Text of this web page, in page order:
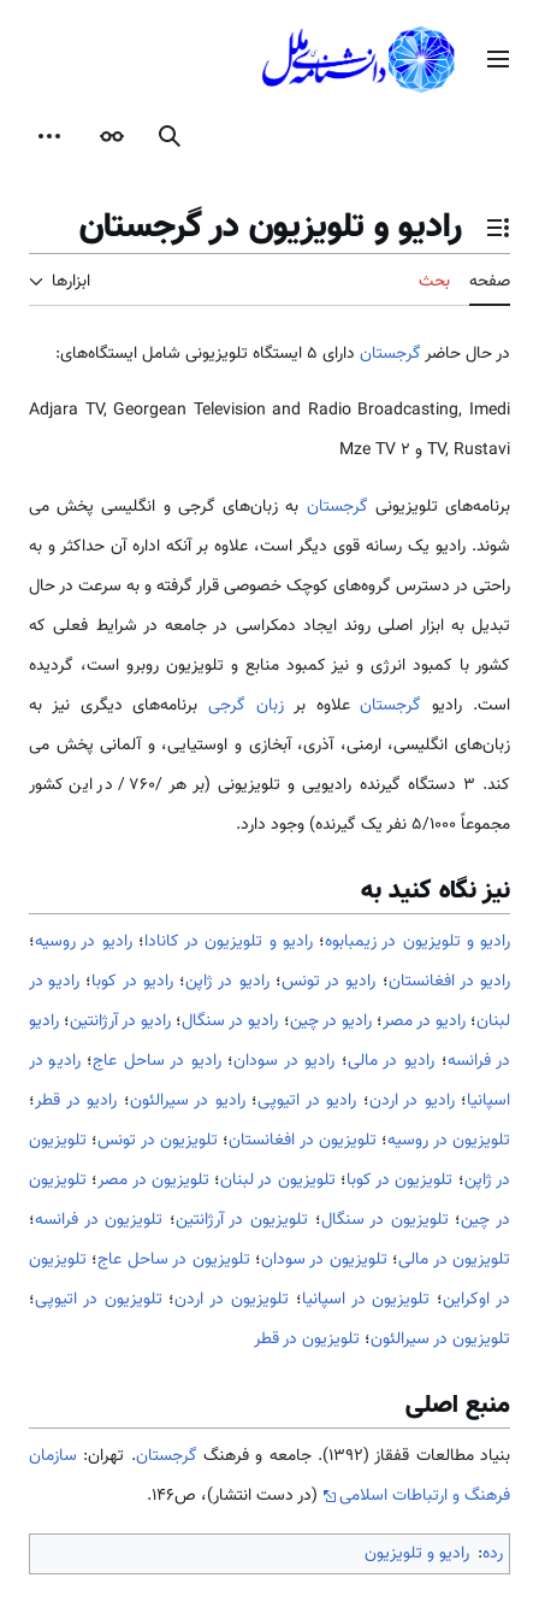
محتوامنوی اصلی
جستجوظاهر
تغییر وضعیت فهرست محتویات
رادیو و تلویزیون در گرجستان
صفحه بحث ابزارها
در حال حاضرگرجستان دارای 5 ایستگاه تلویزیونی شامل ایستگاه‌های:
Adjara TV, Georgean Television and Radio Broadcasting, Imedi
TV, Rustavi و 2 Mze TV
برنامه‌های تلویزیونی گرجستان به زبان‌های گرجی و انگلیسی پخش می
شوند. رادیو یک رسانه قوی دیگر است، علاوه بر آنکه اداره آن حداکثر و به
راحتی در دسترس گروه‌های کوچک خصوصی قرار گرفته و به سرعت در حال
تبدیل به ابزار اصلی روند ایجاد دمکراسی در جامعه در شرایط فعلی که
کشور با کمبود انرژی و نیز کمبود منابع و تلویزیون روبرو است، گردیده
است. رادیو گرجستانعلاوه بر زبان گرجیبرنامه‌های دیگری نیز به
زبان‌های انگلیسی، ارمنی، آذری، آبخازی و اوستیایی، و آلمانی پخش می
کند. 3 دستگاه گیرنده رادیویی و تلویزیونی (بر هر /760/ در این کشور
مجموعاً 5/1000 نفر یک گیرنده) وجود دارد.
نیز نگاه کنید به
رادیو و تلویزیون در زیمبابوه؛رادیو و تلویزیون در کانادا؛رادیو در روسیه؛
رادیو در افغانستان؛ رادیو در تونس؛رادیو در ژاپن؛رادیو در کوبا؛ رادیو در
لبنان؛رادیو در مصر؛رادیو در چین؛ رادیو در سنگال؛ رادیو در آرژانتین؛ رادیو
در فرانسه؛رادیو در مالی؛ رادیو در سودان؛رادیو در ساحل عاج؛رادیو در
اسپانیا؛رادیو در اردن؛ رادیو در اتیوپی؛رادیو در سیرالئون؛ رادیو در قطر؛
تلویزیون در روسیه؛ تلویزیون در افغانستان؛ تلویزیون در تونس؛ تلویزیون
در ژاپن؛ تلویزیون در کوبا؛ تلویزیون در لبنان؛ تلویزیون در مصر؛ تلویزیون
در چین؛ تلویزیون در سنگال؛ تلویزیون در آرژانتین؛ تلویزیون در فرانسه؛
تلویزیون در مالی؛ تلویزیون در سودان؛ تلویزیون در ساحل عاج؛ تلویزیون
در اوکراین؛ تلویزیون در اسپانیا؛ تلویزیون در اردن؛ تلویزیون در اتیوپی؛
تلویزیون در سیرالئون؛ تلویزیون در قطر
منبع اصلی
بنیاد مطالعات قفقاز (۱۳۹۲). جامعه و فرهنگ گرجستان. تهران: سازمان
فرهنگ و ارتباطات اسلامی
(در دست انتشار)، ص146.
رده: رادیو و تلویزیون